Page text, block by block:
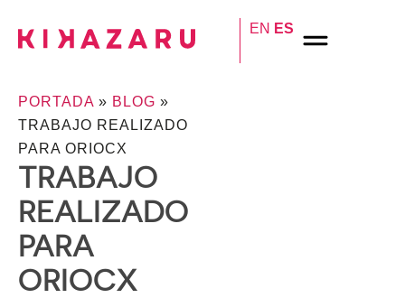
EN ES
PORTADA » BLOG »
TRABAJO REALIZADO
PARA ORIOCX
TRABAJO
REALIZADO
PARA
ORIOCX